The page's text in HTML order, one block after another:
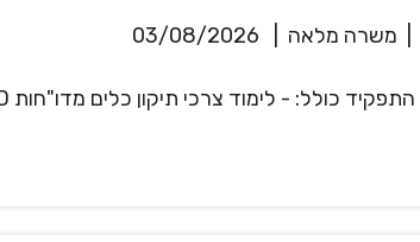
משרה מלאה 03/08/2026